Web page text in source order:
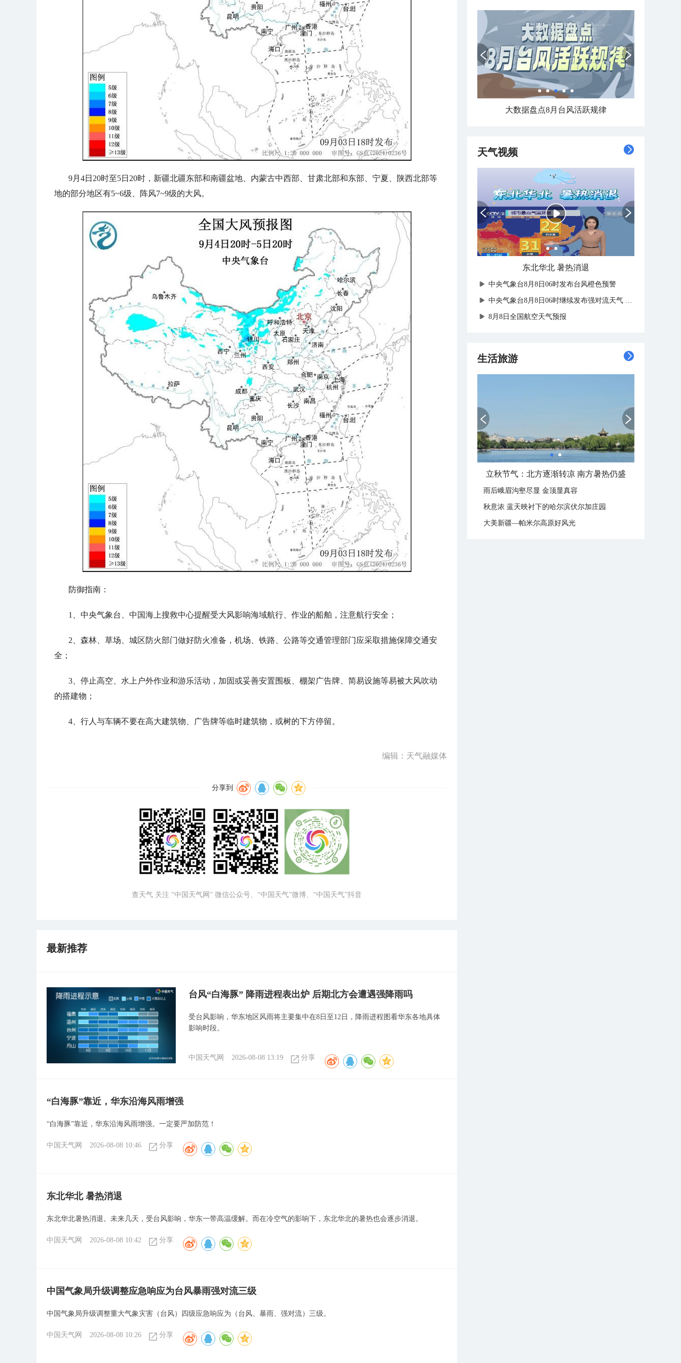
9月4日20时至5日20时，新疆北疆东部和南疆盆地、内蒙古中西部、甘肃北部和东部、宁夏、陕西北部等
地的部分地区有5~6级、阵风7~9级的大风。
防御指南：
1、中央气象台、中国海上搜救中心提醒受大风影响海域航行、作业的船舶，注意航行安全；
2、森林、草场、城区防火部门做好防火准备，机场、铁路、公路等交通管理部门应采取措施保障交通安
全；
3、停止高空、水上户外作业和游乐活动，加固或妥善安置围板、棚架广告牌、简易设施等易被大风吹动
的搭建物；
4、行人与车辆不要在高大建筑物、广告牌等临时建筑物，或树的下方停留。
编辑：天气融媒体
分享到
查天气 关注 “中国天气网” 微信公众号、“中国天气”微博、“中国天气”抖音
最新推荐
台风“白海豚” 降雨进程表出炉 后期北方会遭遇强降雨吗
受台风影响，华东地区风雨将主要集中在8日至12日，降雨进程图看华东各地具体
影响时段。
中国天气网 2026-08-08 13:19 分享
“白海豚”靠近，华东沿海风雨增强
“白海豚”靠近，华东沿海风雨增强。一定要严加防范！​
中国天气网 2026-08-08 10:46 分享
​东北华北 暑热消退
​东北华北暑热消退。未来几天，受台风影响，华东一带高温缓解。而在冷空气的影响下，东北华北的暑热也会逐步消退。
中国天气网 2026-08-08 10:42 分享
中国气象局升级调整应急响应为台风暴雨强对流三级
中国气象局升级调整重大气象灾害（台风）四级应急响应为（台风、暴雨、强对流）三级。
中国天气网 2026-08-08 10:26 分享
大数据盘点8月台风活跃规律
天气视频
​东北华北 暑热消退
中央气象台8月8日06时发布台风橙色预警
中央气象台8月8日06时继续发布强对流天气蓝色预警
8月8日全国航空天气预报
生活旅游
立秋节气：北方逐渐转凉 南方暑热仍盛
雨后峨眉沟壑尽显 金顶显真容
秋意浓 蓝天映衬下的哈尔滨伏尔加庄园
大美新疆—帕米尔高原好风光